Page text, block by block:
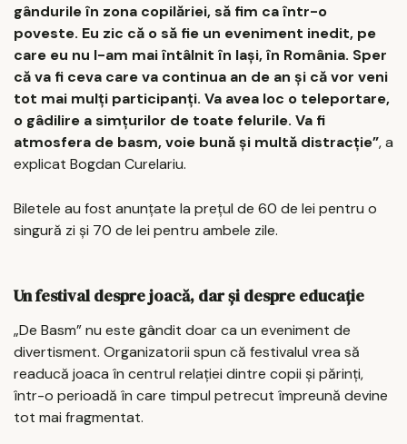
gândurile în zona copilăriei, să fim ca într-o
poveste. Eu zic că o să fie un eveniment inedit, pe
care eu nu l-am mai întâlnit în Iași, în România. Sper
că va fi ceva care va continua an de an și că vor veni
tot mai mulți participanți. Va avea loc o teleportare,
o gâdilire a simțurilor de toate felurile. Va fi
atmosfera de basm, voie bună și multă distracție”, a
explicat Bogdan Curelariu.
Biletele au fost anunțate la prețul de 60 de lei pentru o
singură zi și 70 de lei pentru ambele zile.
Un festival despre joacă, dar și despre educație
„De Basm” nu este gândit doar ca un eveniment de
divertisment. Organizatorii spun că festivalul vrea să
readucă joaca în centrul relației dintre copii și părinți,
într-o perioadă în care timpul petrecut împreună devine
tot mai fragmentat.